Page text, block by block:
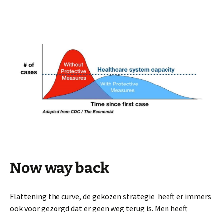
Now way back
Flattening the curve, de gekozen strategie heeft er immers
ook voor gezorgd dat er geen weg terug is. Men heeft